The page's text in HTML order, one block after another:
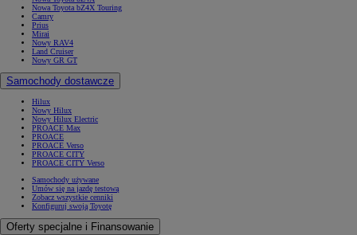
Nowa Toyota bZ4X Touring
Camry
Prius
Mirai
Nowy RAV4
Land Cruiser
Nowy GR GT
Samochody dostawcze
Hilux
Nowy Hilux
Nowy Hilux Electric
PROACE Max
PROACE
PROACE Verso
PROACE CITY
PROACE CITY Verso
Samochody używane
Umów się na jazdę testową
Zobacz wszystkie cenniki
Konfiguruj swoją Toyotę
Oferty specjalne i Finansowanie